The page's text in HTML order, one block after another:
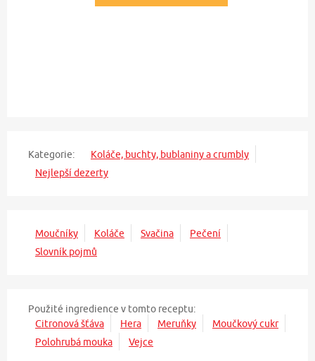
Kategorie:
Koláče, buchty, bublaniny a crumbly
Nejlepší dezerty
Moučníky Koláče Svačina
Pečení
Slovník pojmů
Použité ingredience v tomto receptu:
Citronová šťáva
Hera Meruňky
Moučkový cukr
Polohrubá mouka
Vejce